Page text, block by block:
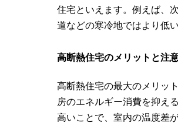
住宅といえます。例えば、
道などの寒冷地ではより低
高断熱住宅のメリットと注
高断熱住宅の最大のメリット
房のエネルギー消費を抑え
高いことで、室内の温度差